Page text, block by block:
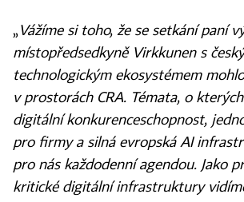
„Vážíme si toho, že se setkání paní
místopředsedkyně Virkkunen s
technologickým ekosystémem
v prostorách CRA. Témata, o
digitální konkurenceschopnost,
pro firmy a silná evropská AI
pro nás každodenní agendou. Jako
kritické digitální infrastruktury